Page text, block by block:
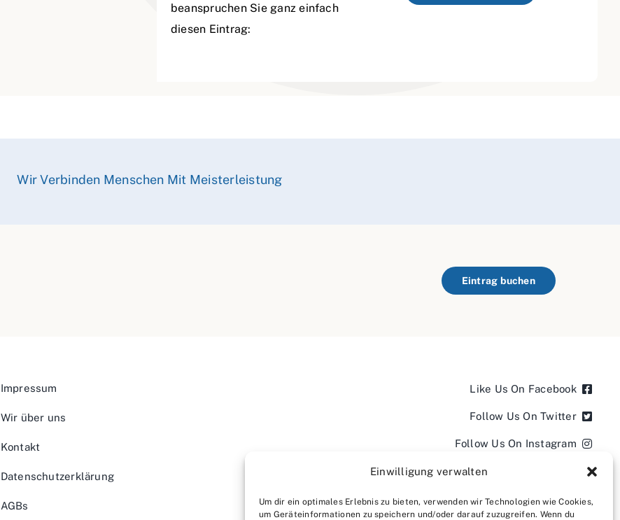
Einwilligung verwalten
Um dir ein optimales Erlebnis zu bieten, verwenden wir Technologien wie Cookies,
um Geräteinformationen zu speichern und/oder darauf zuzugreifen. Wenn du
beanspruchen Sie ganz einfach
diesen Eintrag:
Wir Verbinden Menschen Mit Meisterleistung
Eintrag buchen
Impressum
Wir über uns
Kontakt
Datenschutzerklärung
AGBs
Like Us On Facebook
Follow Us On Twitter
Follow Us On Instagram
Follow Us On LinkedIn
Follow us on YouTube